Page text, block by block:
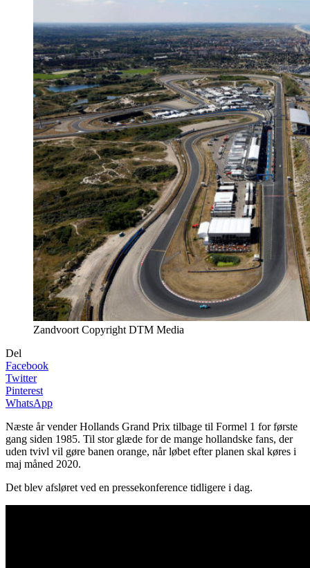
Zandvoort Copyright DTM Media
Del
Facebook
Twitter
Pinterest
WhatsApp
Næste år vender Hollands Grand Prix tilbage til Formel 1 for første
gang siden 1985. Til stor glæde for de mange hollandske fans, der
uden tvivl vil gøre banen orange, når løbet efter planen skal køres i
maj måned 2020.
Det blev afsløret ved en pressekonference tidligere i dag.